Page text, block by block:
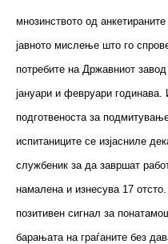
мнозинството од
јавното мислење што го
потребите на Државниот
јануари и февруари
подготвеноста за
испитаниците се изјасниле
службеник за да завршат
намалена и изнесува 17
позитивен сигнал за
барањата на граѓаните без